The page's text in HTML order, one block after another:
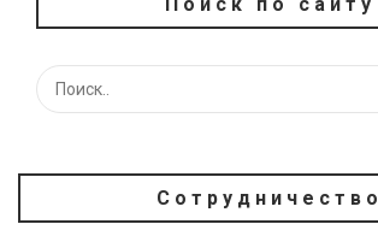
Сотрудничество